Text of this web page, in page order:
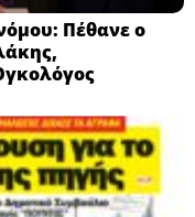
Πέθανε ο